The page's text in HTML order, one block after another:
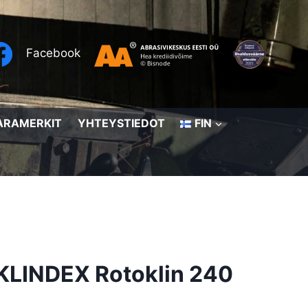
Facebook
YHTEYSTIEDOT FIN
Rotoklin 240